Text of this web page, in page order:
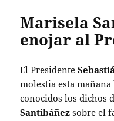
Marisela
enojar al
El Presidente
molestia esta
conocidos los dichos
Santibáñez sobre el